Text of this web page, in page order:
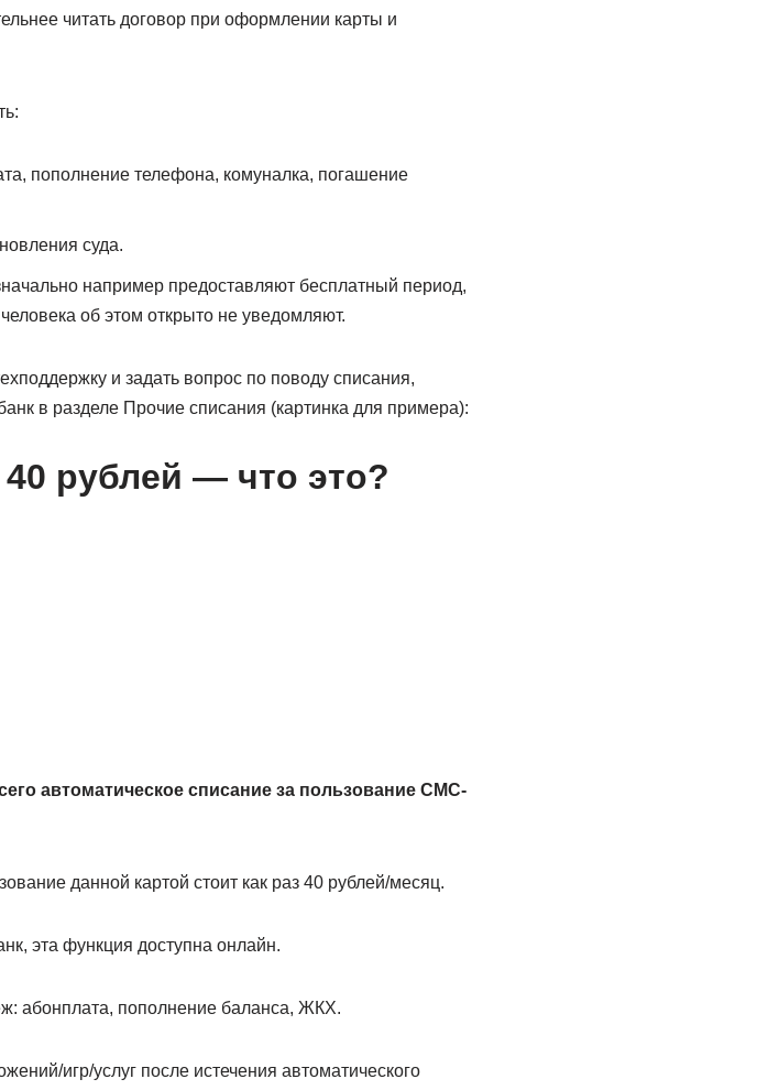
читать договор при оформлении карты и
пополнение телефона, комуналка, погашение
суда.
например предоставляют бесплатный период,
об этом открыто не уведомляют.
и задать вопрос по поводу списания,
в разделе Прочие списания (картинка для примера):
рублей — что это?
автоматическое списание за пользование СМС-
данной картой стоит как раз 40 рублей/месяц.
эта функция доступна онлайн.
абонплата, пополнение баланса, ЖКХ.
игр/услуг после истечения автоматического